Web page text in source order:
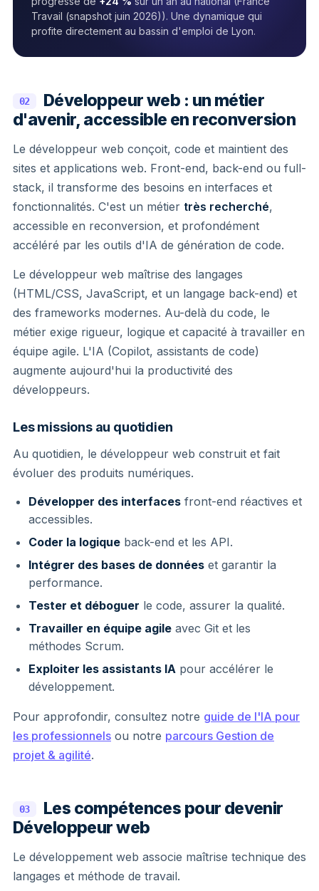
Travail (snapshot juin 2026)). Une dynamique qui
profite directement au bassin d'emploi de Lyon.
02
Développeur web : un métier
d'avenir, accessible en reconversion
Le développeur web conçoit, code et maintient des
sites et applications web. Front-end, back-end ou full-
stack, il transforme des besoins en interfaces et
fonctionnalités. C'est un métier très recherché,
accessible en reconversion, et profondément
accéléré par les outils d'IA de génération de code.
Le développeur web maîtrise des langages
(HTML/CSS, JavaScript, et un langage back-end) et
des frameworks modernes. Au-delà du code, le
métier exige rigueur, logique et capacité à travailler en
équipe agile. L'IA (Copilot, assistants de code)
augmente aujourd'hui la productivité des
développeurs.
Les missions au quotidien
Au quotidien, le développeur web construit et fait
évoluer des produits numériques.
Développer des interfaces front-end réactives et
accessibles.
Coder la logique back-end et les API.
Intégrer des bases de données et garantir la
performance.
Tester et déboguer le code, assurer la qualité.
Travailler en équipe agile avec Git et les
méthodes Scrum.
Exploiter les assistants IA pour accélérer le
développement.
Pour approfondir, consultez notre guide de l'IA pour
les professionnels ou notre parcours Gestion de
projet & agilité.
03
Les compétences pour devenir
Développeur web
Le développement web associe maîtrise technique des
langages et méthode de travail.